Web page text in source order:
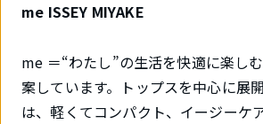
me ISSEY MIYAKE
me ＝“わたし”の生活を快適に楽し
案しています。トップスを中心に展
は、軽くてコンパクト、イージーケ